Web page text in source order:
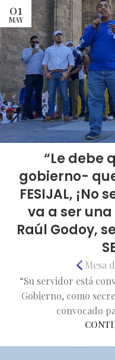
01
MAY
“Le debe
gobierno-
FESIJAL, ¡No
va a ser
Raúl Godoy,
Mesa
“Su servidor está
Gobierno, como
convocado